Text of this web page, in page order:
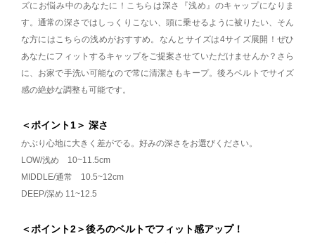
ズにお悩み中のあなたに！こちらは深さ『浅め』のキャップになりま
す。通常の深さではしっくりこない、頭に乗せるように被りたい、そん
な方にはこちらの浅めがおすすめ。なんとサイズは4サイズ展開！ぜひ
あなたにフィットするキャップをご提案させていただけませんか？さら
に、お家で手洗い可能なので常に清潔さもキープ。後ろベルトでサイズ
感の絶妙な調整も可能です。
＜ポイント1＞ 深さ
かぶり心地に大きく差がでる。好みの深さをお選びください。
LOW/浅め 10~11.5cm
MIDDLE/通常 10.5~12cm
DEEP/深め 11~12.5
＜ポイント2＞後ろのベルトでフィット感アップ！